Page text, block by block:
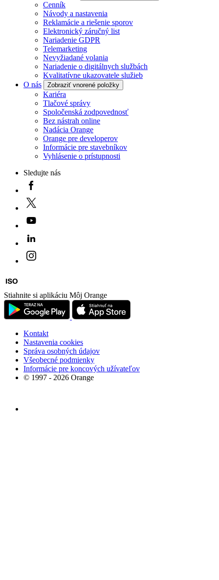
Cenník
Návody a nastavenia
Reklamácie a riešenie sporov
Elektronický záručný list
Nariadenie GDPR
Telemarketing
Nevyžiadané volania
Nariadenie o digitálnych službách
Kvalitatívne ukazovatele služieb
O nás
Zobraziť vnorené položky
Kariéra
Tlačové správy
Spoločenská zodpovednosť
Bez nástrah online
Nadácia Orange
Orange pre developerov
Informácie pre stavebníkov
Vyhlásenie o prístupnosti
Sledujte nás
Stiahnite si aplikáciu Môj Orange
Kontakt
Nastavenia cookies
Správa osobných údajov
Všeobecné podmienky
Informácie pre koncových užívateľov
© 1997 - 2026 Orange